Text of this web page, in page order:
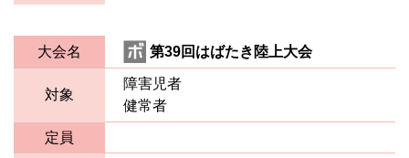
大会名 第39回はばたき陸上大会
対象
障害児者
健常者
定員